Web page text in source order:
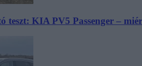
teszt: KIA PV5 Passenger –